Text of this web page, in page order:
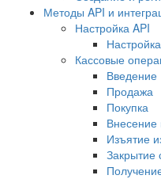
Методы API и
Настройка API
Кассовые
Введение
Продажа
Покупка
Внесение
Изъятие
Закрытие